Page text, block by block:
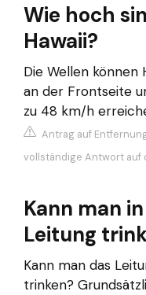
Wie hoch
Hawaii?
Die Wellen
an der Frontseite
zu 48 km/h
Antrag auf
vollständige Antwort auf
Kann man
Leitung
Kann man das
trinken?